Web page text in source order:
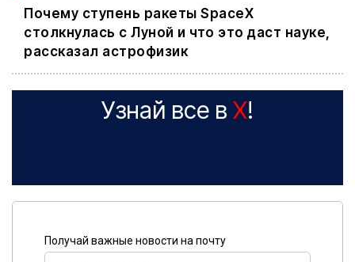
Почему ступень ракеты SpaceX
столкнулась с Луной и что это даст науке,
рассказал астрофизик
Узнай все в X!